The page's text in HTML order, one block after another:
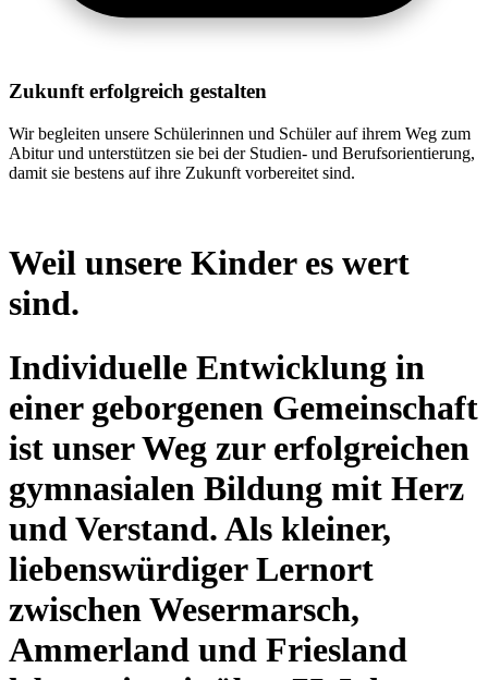
Zukunft erfolgreich gestalten
Wir begleiten unsere Schülerinnen und Schüler auf ihrem Weg zum
Abitur und unterstützen sie bei der Studien- und Berufsorientierung,
damit sie bestens auf ihre Zukunft vorbereitet sind.
Weil unsere Kinder es wert
sind.
Individuelle Entwicklung in
einer geborgenen Gemeinschaft
ist unser Weg zur erfolgreichen
gymnasialen Bildung mit Herz
und Verstand. Als kleiner,
liebenswürdiger Lernort
zwischen Wesermarsch,
Ammerland und Friesland